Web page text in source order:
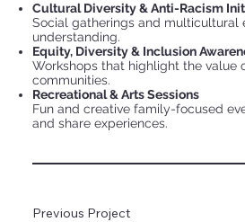
Cultural Diversity & Anti-Racism
Social gatherings and multicultural
understanding.
Equity, Diversity & Inclusion
Workshops that highlight the value
communities.
Recreational & Arts Sessions
Fun and creative family-focused
and share experiences.
Previous Project